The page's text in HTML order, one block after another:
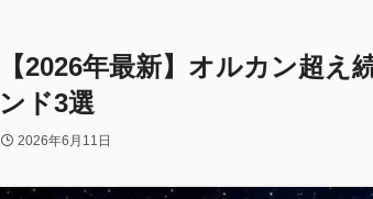
【2026年最新】オルカン超
ンド3選
2026年6月11日